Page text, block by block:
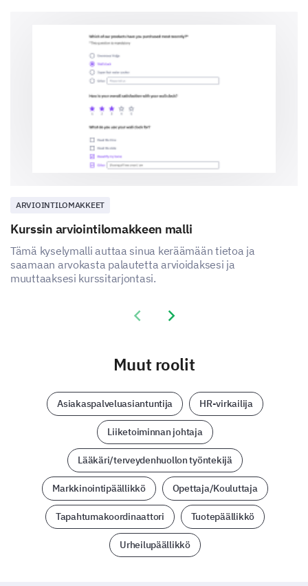
ARVIOINTILOMAKKEET
Kurssin arviointilomakkeen malli
Tämä kyselymalli auttaa sinua keräämään tietoa ja
saamaan arvokasta palautetta arvioidaksesi ja
muuttaaksesi kurssitarjontasi.
Previous slide
Next slide
Muut roolit
Asiakaspalveluasiantuntija HR-virkailija
Liiketoiminnan johtaja
Lääkäri/terveydenhuollon työntekijä
Markkinointipäällikkö Opettaja/Kouluttaja
Tapahtumakoordinaattori Tuotepäällikkö
Urheilupäällikkö